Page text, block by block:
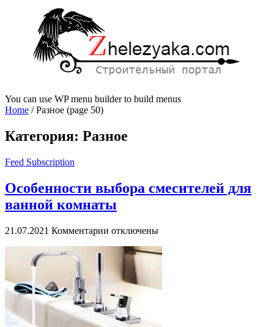
You can use WP menu builder to build menus
Home /Разное (page 50)
Категория: Разное
Feed Subscription
Особенности выбора смесителей для
ванной комнаты
21.07.2021 Комментарии к
Особенности
выбора
смесителей
для
ванной
комнаты
отключены